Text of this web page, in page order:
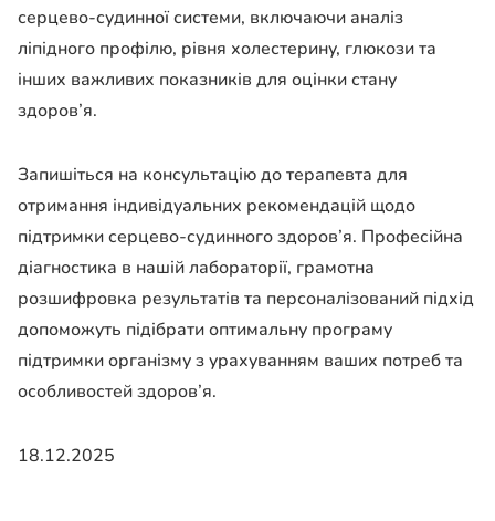
серцево-судинної системи, включаючи аналіз
ліпідного профілю, рівня холестерину, глюкози та
інших важливих показників для оцінки стану
здоров’я.
Запишіться на консультацію до терапевта для
отримання індивідуальних рекомендацій щодо
підтримки серцево-судинного здоров’я. Професійна
діагностика в нашій лабораторії, грамотна
розшифровка результатів та персоналізований підхід
допоможуть підібрати оптимальну програму
підтримки організму з урахуванням ваших потреб та
особливостей здоров’я.
18.12.2025